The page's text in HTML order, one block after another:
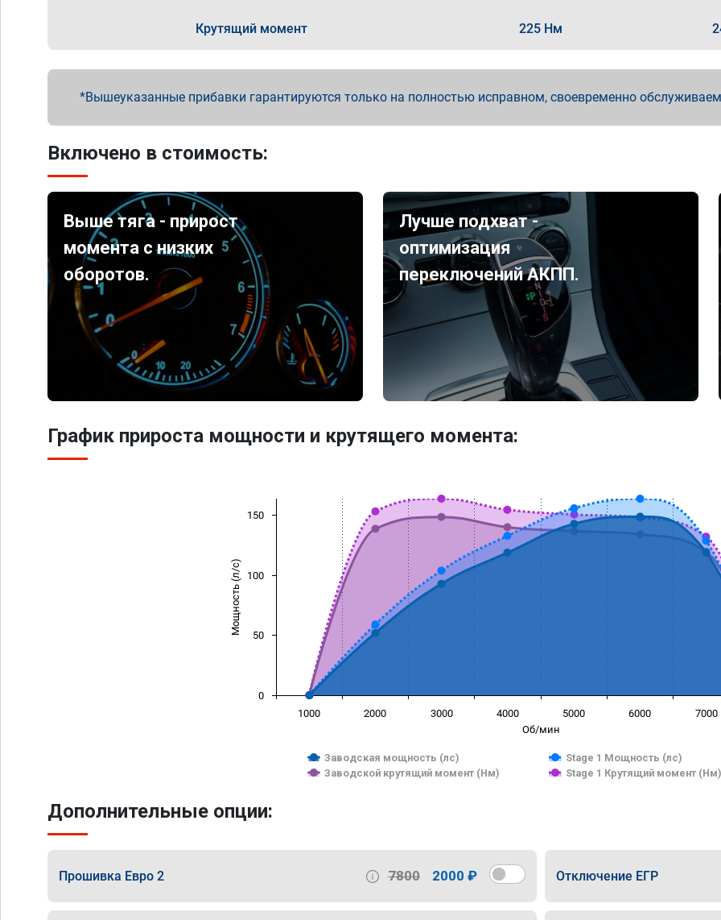
Крутящий момент 225 Нм
Вышеуказанные прибавки гарантируются только на полностью исправном, своевременно
Включено в стоимость:
Выше тяга - прирост
момента с низких
оборотов.
Лучше подхват -
оптимизация
переключений АКПП.
График прироста мощности и крутящего момента:
Об/мин
Мощность (л/с)
Заводская мощность (лс)
Stage 1 Мощность (лс)
Заводской крутящий момент (Нм)
Stage 1 Крутящий момент (Нм)
1000 2000 3000 4000 5000 6000 7000
0
50
100
150
Дополнительные опции:
Прошивка Евро 2 7800 2000 ₽ Отключение ЕГР